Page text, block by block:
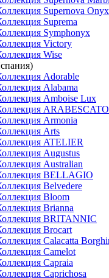
Supernova Onyx
Suprema
Symphonyx
Victory
Wise
Adorable
Alabama
Amboise Lux
Armonia
Arts
ATELIER
Augustus
Australian
BELLAGIO
Belvedere
Bloom
Brianna
BRITANNIC
Brocart
Calacatta
Camelot
Capraia
Caprichosa